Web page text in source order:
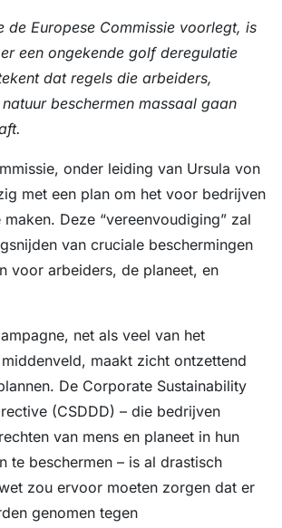
de Europese Commissie voorlegt, is
een ongekende golf deregulatie
dat regels die arbeiders,
beschermen massaal gaan
onder leiding van Ursula von
met een plan om het voor bedrijven
maken. Deze “vereenvoudiging” zal
van cruciale beschermingen
voor arbeiders, de planeet, en
net als veel van het
maakt zicht ontzettend
De Corporate Sustainability
(CSDDD) – die bedrijven
van mens en planeet in hun
te beschermen – is al drastisch
zou ervoor moeten zorgen dat er
genomen tegen